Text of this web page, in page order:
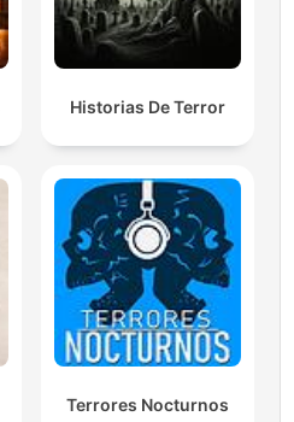
Historias De Terror
Terrores Nocturnos